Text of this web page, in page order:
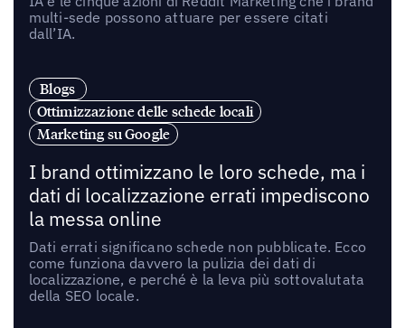
multi-sede possono attuare per essere citati
dall’IA.
Blogs
Ottimizzazione delle schede locali
Marketing su Google
I brand ottimizzano le loro schede, ma i
dati di localizzazione errati impediscono
la messa online
Dati errati significano schede non pubblicate. Ecco
come funziona davvero la pulizia dei dati di
localizzazione, e perché è la leva più sottovalutata
della SEO locale.